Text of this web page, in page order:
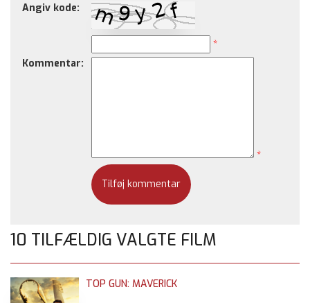
Angiv kode:
*
Kommentar:
*
10 TILFÆLDIG VALGTE FILM
TOP GUN: MAVERICK